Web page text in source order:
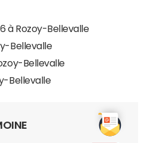
à Rozoy-Bellevalle
Bellevalle
Bellevalle
Bellevalle